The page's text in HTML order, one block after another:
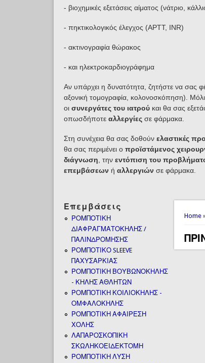
- βιοχημικές εξετάσεις αίματος (νάτριο,
- πηκτικολογικός έλεγχος (APTT, INR)
- ακτινογραφία θώρακος
- και ηλεκτροκαρδιογράφημα
Αν υπάρχει η δυνατότητα, ζητήστε να σας
αξονική τομογραφία, κολονοσκόπηση).
οι συνεργάτες του ιατρούκαι θα σας
οπωσδήποτε αλλεργίεςσε φάρμακα.
Στη συνέχεια θα σας δοθούν ελαστικές
θα σας περιμένει ο προϊστάμενος
διάγνωση , την εντόπιση του
επεμβάσεων ή αλλεργιών σε φάρμακα.
Home
Επεμβάσεις
ΡΟΜΠΟΤΙΚΗ
ΔΙΑΦΡΑΓΜΑΤΟΚΗΛΗΣ /
ΠΑΛΙΝΔΡΟΜΗΣΗΣ
ΡΟΜΠΟΤΙΚΟ SLEEVE
ΠΑΧΥΣΑΡΚΙΑΣ
ΡΟΜΠΟΤΙΚΗ ΒΟΥΒΩΝΟΚΗΛΗΣ
- ΚΗΛΗΣ ΑΘΛΗΤΩΝ
ΡΟΜΠΟΤΙΚΗ ΚΟΙΛΙΟΚΗΛΗΣ -
ΟΜΦΑΛΟΚΗΛΗΣ
ΡΟΜΠΟΤΙΚΗ ΑΦΑΙΡΕΣΗ
ΧΟΛΗΣ
ΛΑΠΑΡΟΣΚΟΠΙΚΗ
ΣΚΩΛΗΚΟΕΙΔΕΚΤΟΜΗ
ΡΟΜΠΟΤΙΚΗ ΛΥΣΗ